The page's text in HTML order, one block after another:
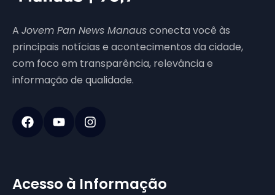
A Jovem Pan News Manausconecta você às
principais notícias e acontecimentos da cidade,
com foco em transparência, relevância e
informação de qualidade.
Acesso à Informação